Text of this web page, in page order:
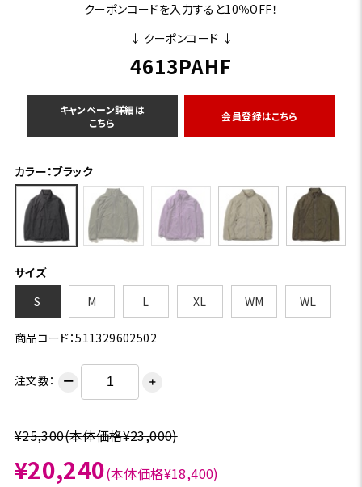
クーポンコードを入力すると10％OFF！
↓ クーポンコード ↓
4613PAHF
キャンペーン詳細は
こちら
会員登録はこちら
カラー：ブラック
サイズ
S
M L XL WM WL
商品コード：511329602502
注文数： ー ＋
¥25,300(本体価格¥23,000)
¥20,240(本体価格¥18,400)